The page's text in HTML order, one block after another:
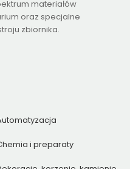
materiałów
oraz specjalne
zbiornika.
i preparaty